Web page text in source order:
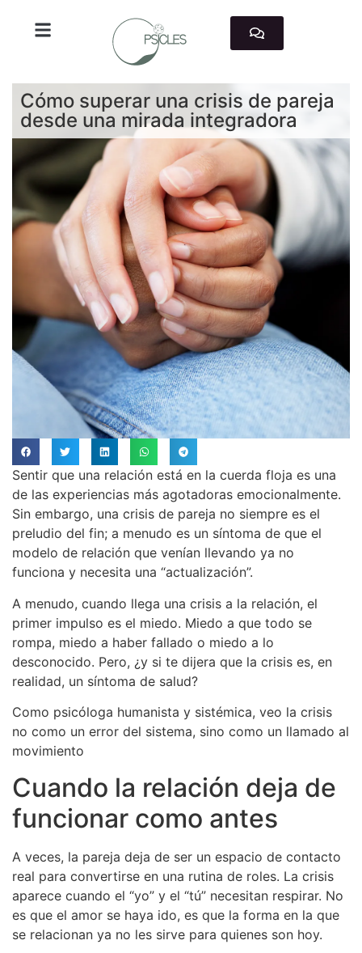
Cómo superar una crisis de pareja
desde una mirada integradora
Sentir que una relación está en la cuerda floja es una
de las experiencias más agotadoras emocionalmente.
Sin embargo, una crisis de pareja no siempre es el
preludio del fin; a menudo es un síntoma de que el
modelo de relación que venían llevando ya no
funciona y necesita una “actualización”.
A menudo, cuando llega una crisis a la relación, el
primer impulso es el miedo. Miedo a que todo se
rompa, miedo a haber fallado o miedo a lo
desconocido. Pero, ¿y si te dijera que la crisis es, en
realidad, un síntoma de salud?
Como psicóloga humanista y sistémica, veo la crisis
no como un error del sistema, sino como un llamado al
movimiento
Cuando la relación deja de
funcionar como antes
A veces, la pareja deja de ser un espacio de contacto
real para convertirse en una rutina de roles. La crisis
aparece cuando el “yo” y el “tú” necesitan respirar. No
es que el amor se haya ido, es que la forma en la que
se relacionan ya no les sirve para quienes son hoy.